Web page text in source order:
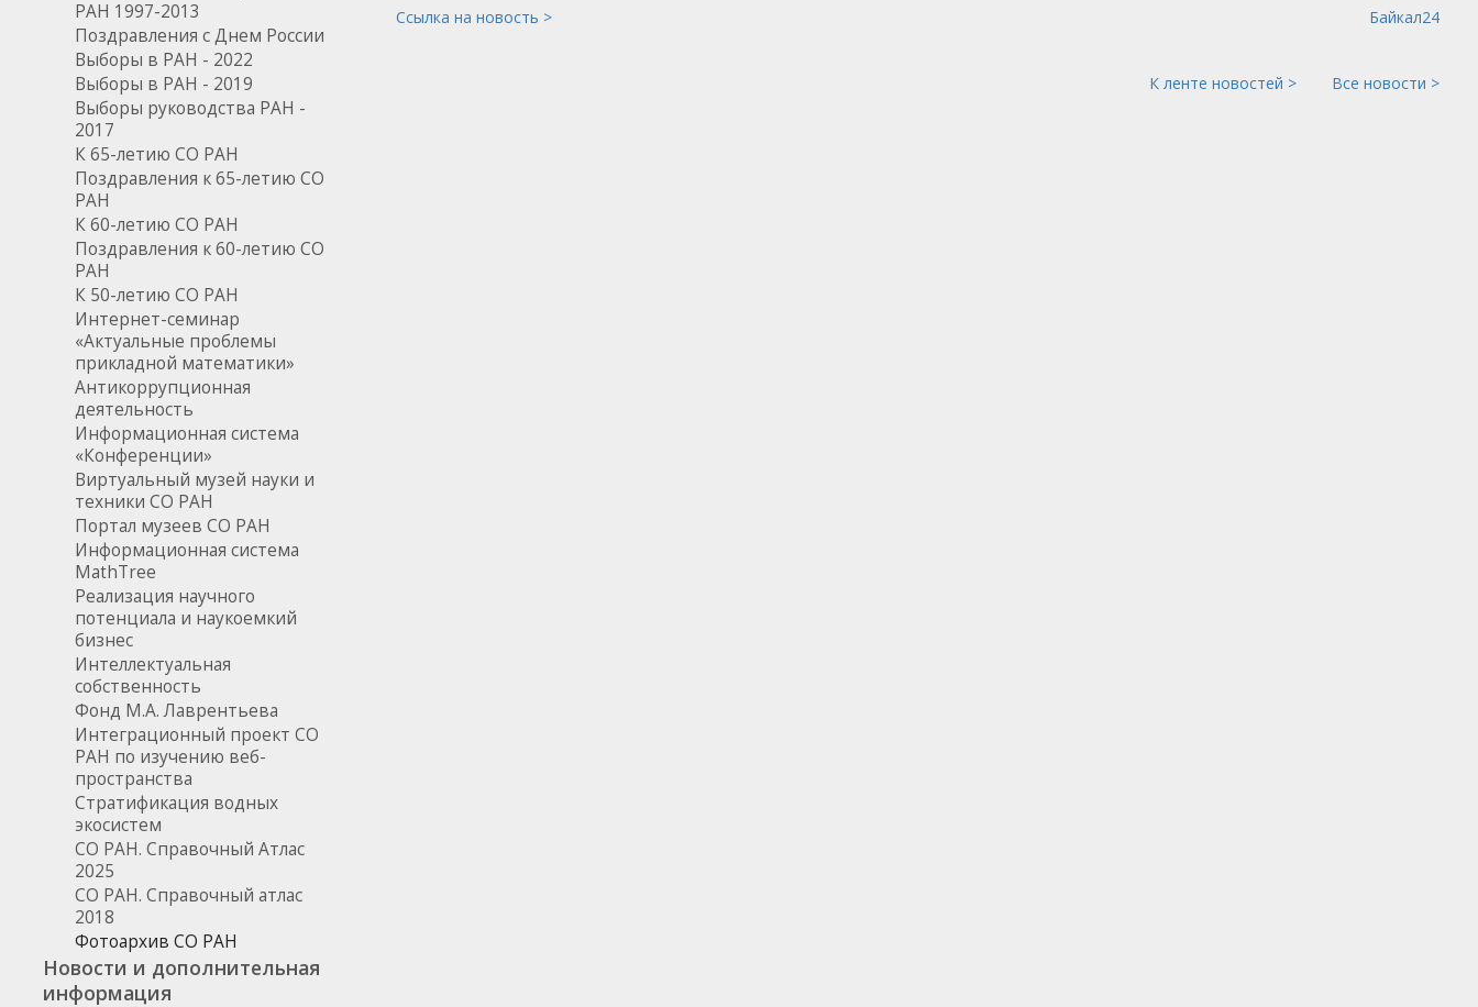
РАН 1997-2013
Поздравления с Днем России
Выборы в РАН - 2022
Выборы в РАН - 2019
Выборы руководства РАН -
2017
К 65-летию СО РАН
Поздравления к 65-летию СО
РАН
К 60-летию СО РАН
Поздравления к 60-летию СО
РАН
К 50-летию СО РАН
Интернет-семинар
«Актуальные проблемы
прикладной математики»
Антикоррупционная
деятельность
Информационная система
«Конференции»
Виртуальный музей науки и
техники СО РАН
Портал музеев СО РАН
Информационная система
MathTree
Реализация научного
потенциала и наукоемкий
бизнес
Интеллектуальная
собственность
Фонд М.А. Лаврентьева
Интеграционный проект СО
РАН по изучению веб-
пространства
Стратификация водных
экосистем
СО РАН. Справочный Атлас
2025
СО РАН. Справочный атлас
2018
Фотоархив СО РАН
Новости и дополнительная
информация
Ссылка на новость > Байкал24
К ленте новостей > Все новости >